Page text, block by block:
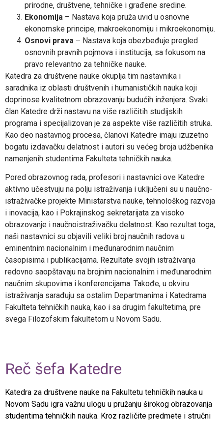
prirodne, društvene, tehničke i građene sredine.
Ekonomija – Nastava koja pruža uvid u osnovne
ekonomske principe, makroekonomiju i mikroekonomiju.
Osnovi prava – Nastava koja obezbeđuje pregled
osnovnih pravnih pojmova i institucija, sa fokusom na
pravo relevantno za tehničke nauke.
Katedra za društvene nauke okuplja tim nastavnika i
saradnika iz oblasti društvenih i humanističkih nauka koji
doprinose kvalitetnom obrazovanju budućih inženjera. Svaki
član Katedre drži nastavu na više različitih studijskih
programa i specijalizovan je za aspekte više različitih struka.
Kao deo nastavnog procesa, članovi Katedre imaju izuzetno
bogatu izdavačku delatnost i autori su većeg broja udžbenika
namenjenih studentima Fakulteta tehničkih nauka.
Pored obrazovnog rada, profesori i nastavnici ove Katedre
aktivno učestvuju na polju istraživanja i uključeni su u naučno-
istraživačke projekte Ministarstva nauke, tehnološkog razvoja
i inovacija, kao i Pokrajinskog sekretarijata za visoko
obrazovanje i naučnoistraživačku delatnost. Kao rezultat toga,
naši nastavnici su objavili veliki broj naučnih radova u
eminentnim nacionalnim i međunarodnim naučnim
časopisima i publikacijama. Rezultate svojih istraživanja
redovno saopštavaju na brojnim nacionalnim i međunarodnim
naučnim skupovima i konferencijama. Takođe, u okviru
istraživanja sarađuju sa ostalim Departmanima i Katedrama
Fakulteta tehničkih nauka, kao i sa drugim fakultetima, pre
svega Filozofskim fakultetom u Novom Sadu.
Reč šefa Katedre
Katedra za društvene nauke na Fakultetu tehničkih nauka u
Novom Sadu igra važnu ulogu u pružanju širokog obrazovanja
studentima tehničkih nauka. Kroz različite predmete i stručni